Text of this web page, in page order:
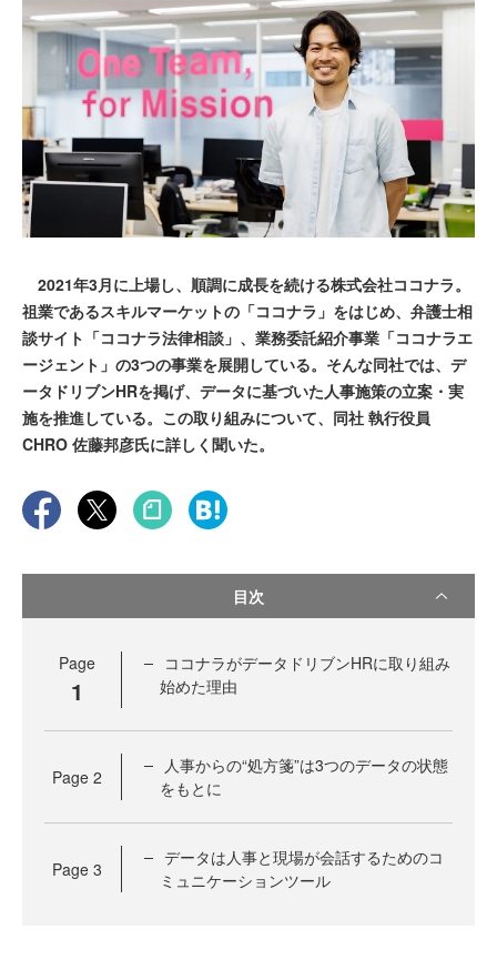
2021年3月に上場し、順調に成長を続ける株式会社ココナラ。
祖業であるスキルマーケットの「ココナラ」をはじめ、弁護士相
談サイト「ココナラ法律相談」、業務委託紹介事業「ココナラエ
ージェント」の3つの事業を展開している。そんな同社では、デ
ータドリブンHRを掲げ、データに基づいた人事施策の立案・実
施を推進している。この取り組みについて、同社 執行役員
CHRO 佐藤邦彦氏に詳しく聞いた。
目次
Page
1
ココナラがデータドリブンHRに取り組み
始めた理由
Page 2
人事からの“処方箋”は3つのデータの状態
をもとに
Page 3
データは人事と現場が会話するためのコ
ミュニケーションツール